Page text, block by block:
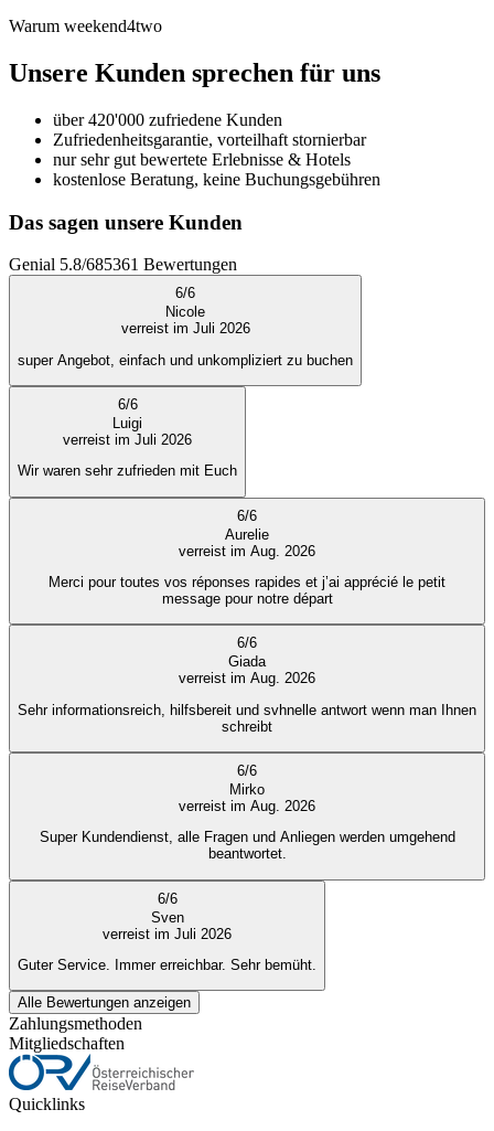
Warum weekend4two
Unsere Kunden sprechen für uns
über 420'000 zufriedene Kunden
Zufriedenheitsgarantie, vorteilhaft stornierbar
nur sehr gut bewertete Erlebnisse & Hotels
kostenlose Beratung, keine Buchungsgebühren
Das sagen unsere Kunden
Genial 5.8/685361 Bewertungen
6/6
Nicole
verreist im Juli 2026
super Angebot, einfach und unkompliziert zu buchen
6/6
Luigi
verreist im Juli 2026
Wir waren sehr zufrieden mit Euch
6/6
Aurelie
verreist im Aug. 2026
Merci pour toutes vos réponses rapides et j’ai apprécié le petit
message pour notre départ
6/6
Giada
verreist im Aug. 2026
Sehr informationsreich, hilfsbereit und svhnelle antwort wenn man Ihnen
schreibt
6/6
Mirko
verreist im Aug. 2026
Super Kundendienst, alle Fragen und Anliegen werden umgehend
beantwortet.
6/6
Sven
verreist im Juli 2026
Guter Service. Immer erreichbar. Sehr bemüht.
Alle Bewertungen anzeigen
Zahlungsmethoden
Mitgliedschaften
Quicklinks